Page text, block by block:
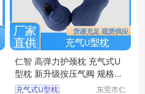
仁智 高弹力护颈枕 充气式U
型枕 新升级按压气阀 规格可
定制
充气式U型枕
东莞市仁